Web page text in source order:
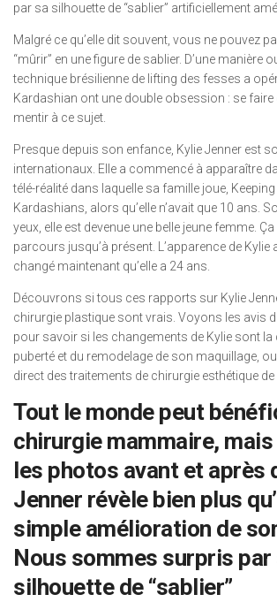
par sa silhouette de “sablier” artificiellement
Malgré ce qu’elle dit souvent, vous ne pouvez
“mûrir” en une figure de sablier. D’une manière
technique brésilienne de lifting des fesses a
Kardashian ont une double obsession : se faire
mentir à ce sujet.
Presque depuis son enfance, Kylie Jenner est
internationaux. Elle a commencé à apparaître
télé-réalité dans laquelle sa famille joue,
Kardashians, alors qu’elle n’avait que 10 ans.
yeux, elle est devenue une belle jeune femme.
parcours jusqu’à présent. L’apparence de Kylie
changé maintenant qu’elle a 24 ans.
Découvrons si tous ces rapports sur Kylie
chirurgie plastique sont vrais. Voyons les avis
pour savoir si les changements de Kylie sont la
puberté et du remodelage de son maquillage,
direct des traitements de chirurgie esthétique de
Tout le monde peut
chirurgie mammaire,
les photos avant et après
Jenner révèle bien plus
simple amélioration de
Nous sommes surpris par
silhouette de “sablier”